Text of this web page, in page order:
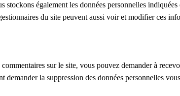
stockons également les données personnelles
du site peuvent aussi voir et modifier ces
sur le site, vous pouvez demander à
la suppression des données personnelles